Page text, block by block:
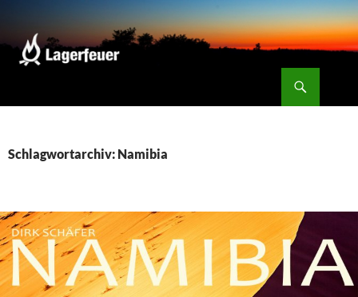
springen
Schlagwortarchiv: Namibia